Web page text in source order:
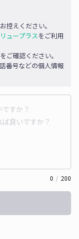
控えください。
ュープラスをご利用
をご確認ください。
番号などの個人情報
0 / 200